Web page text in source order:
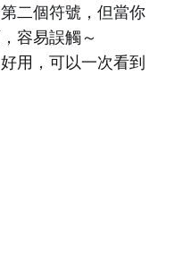
二個符號，但當你
容易誤觸～
用，可以一次看到